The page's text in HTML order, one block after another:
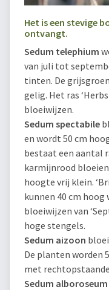
Het is een stevige
ontvangt.
Sedum telephium
van juli tot
tinten. De
gelig. Het ras
bloeiwijzen.
Sedum spectabile
en wordt 50 cm
bestaat een aantal
karmijnrood
hoogte vrij klein.
kunnen 40 cm hoog
bloeiwijzen van
hoge stengels.
Sedum aizoon
De planten worden
met
Sedum alboroseum